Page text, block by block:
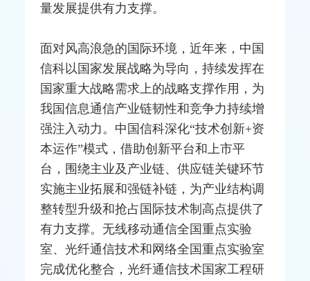
量发展提供有力支撑。
面对风高浪急的国际环境，近年来，中国
信科以国家发展战略为导向，持续发挥在
国家重大战略需求上的战略支撑作用，为
我国信息通信产业链韧性和竞争力持续增
强注入动力。中国信科深化“技术创新+资
本运作”模式，借助创新平台和上市平
台，围绕主业及产业链、供应链关键环节
实施主业拓展和强链补链，为产业结构调
整转型升级和抢占国际技术制高点提供了
有力支撑。无线移动通信全国重点实验
室、光纤通信技术和网络全国重点实验室
完成优化整合 ，光纤通信技术国家工程研